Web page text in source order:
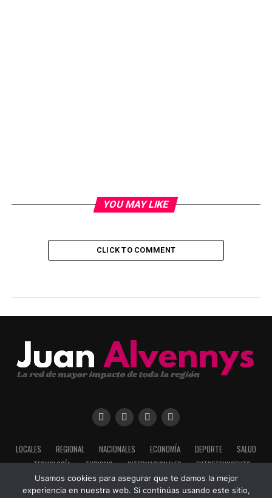
YOU MAY LIKE
CLICK TO COMMENT
LOCALES REGIONAL NACIONALES ECONOMÍA DEPORTE
SALUD
TECNOLOGÍA
TURISMO INTERNACIONALES ENTRETENIMIENTO
Usamos cookies para asegurar que te damos la mejor
experiencia en nuestra web. Si continúas usando este sitio,